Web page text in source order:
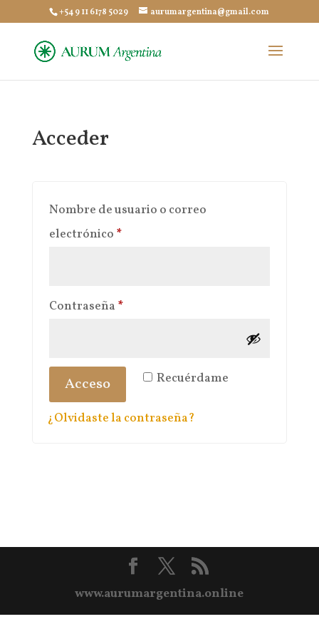
+54 9 11 6178 5029 aurumargentina@gmail.com
Acceder
Nombre de usuario o correo
electrónico *Obligatorio
Contraseña *Obligatorio
Recuérdame
Acceso
¿Olvidaste la contraseña?
www.aurumargentina.online